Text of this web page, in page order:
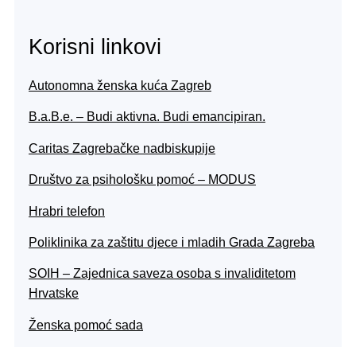
Korisni linkovi
Autonomna ženska kuća Zagreb
B.a.B.e. – Budi aktivna. Budi emancipiran.
Caritas Zagrebačke nadbiskupije
Društvo za psihološku pomoć – MODUS
Hrabri telefon
Poliklinika za zaštitu djece i mladih Grada Zagreba
SOIH – Zajednica saveza osoba s invaliditetom
Hrvatske
Ženska pomoć sada